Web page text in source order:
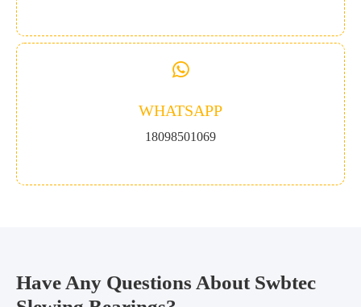
WHATSAPP
18098501069
Have Any Questions About Swbtec